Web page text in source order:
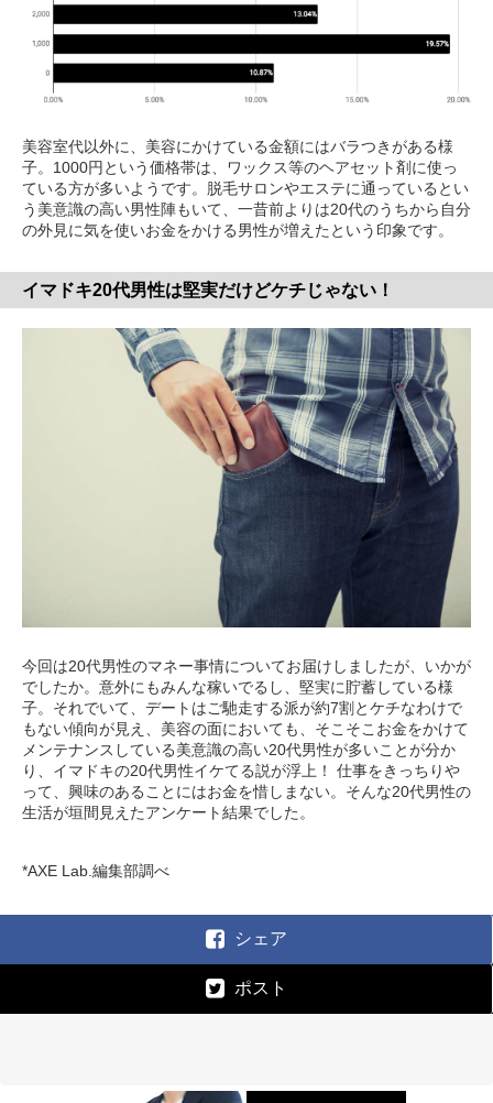
美容室代以外に、美容にかけている金額にはバラつきがある様
子。1000円という価格帯は、ワックス等のヘアセット剤に使っ
ている方が多いようです。脱毛サロンやエステに通っているとい
う美意識の高い男性陣もいて、一昔前よりは20代のうちから自分
の外見に気を使いお金をかける男性が増えたという印象です。
イマドキ20代男性は堅実だけどケチじゃない！
今回は20代男性のマネー事情についてお届けしましたが、いかが
でしたか。意外にもみんな稼いでるし、堅実に貯蓄している様
子。それでいて、デートはご馳走する派が約7割とケチなわけで
もない傾向が見え、美容の面においても、そこそこお金をかけて
メンテナンスしている美意識の高い20代男性が多いことが分か
り、イマドキの20代男性イケてる説が浮上！ 仕事をきっちりや
って、興味のあることにはお金を惜しまない。そんな20代男性の
生活が垣間見えたアンケート結果でした。
*AXE Lab.編集部調べ
シェア
ポスト